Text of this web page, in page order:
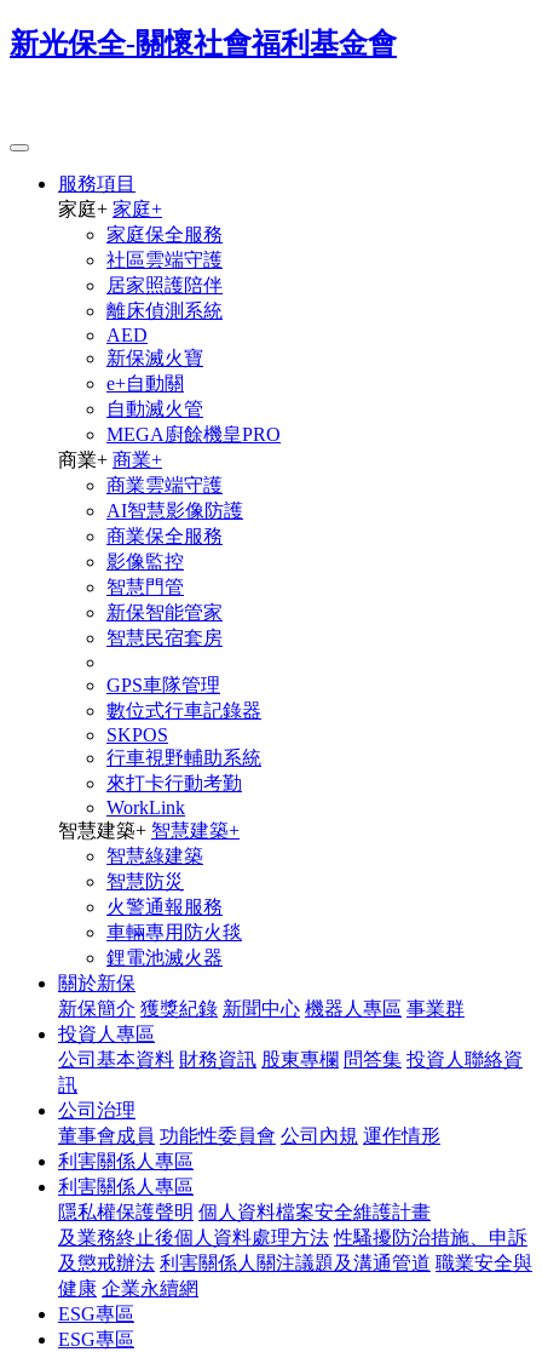
新光保全-關懷社會福利基金會
服務項目
家庭+ 家庭+
家庭保全服務
社區雲端守護
居家照護陪伴
離床偵測系統
AED
新保滅火寶
e+自動關
自動滅火管
MEGA廚餘機皇PRO
商業+ 商業+
商業雲端守護
AI智慧影像防護
商業保全服務
影像監控
智慧門管
新保智能管家
智慧民宿套房
GPS車隊管理
數位式行車記錄器
SKPOS
行車視野輔助系統
來打卡行動考勤
WorkLink
智慧建築+ 智慧建築+
智慧綠建築
智慧防災
火警通報服務
車輛專用防火毯
鋰電池滅火器
關於新保
新保簡介 獲獎紀錄 新聞中心 機器人專區 事業群
投資人專區
公司基本資料 財務資訊 股東專欄 問答集 投資人聯絡資
訊
公司治理
董事會成員 功能性委員會 公司內規 運作情形
利害關係人專區
利害關係人專區
隱私權保護聲明 個人資料檔案安全維護計畫
及業務終止後個人資料處理方法 性騷擾防治措施、申訴
及懲戒辦法 利害關係人關注議題及溝通管道 職業安全與
健康 企業永續網
ESG專區
ESG專區